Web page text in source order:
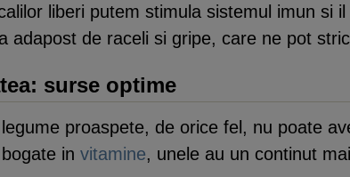
liberi putem stimula sistemul imun si
adapost de raceli si gripe, care ne pot
surse optime
proaspete, de orice fel, nu poate
in vitamine, unele au un continut